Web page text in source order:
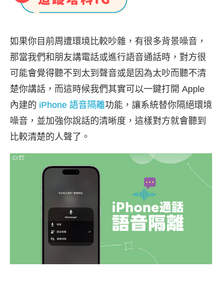
如果你目前周遭環境比較吵雜，有很多背景噪音，
那當我們和朋友講電話或進行語音通話時，對方很
可能會覺得聽不到太到聲音或是因為太吵而聽不清
楚你講話，而這時候我們其實可以一鍵打開 Apple
內建的 iPhone 語音隔離功能，讓系統替你隔絕環境
噪音，並加強你說話的清晰度，這樣對方就會聽到
比較清楚的人聲了。